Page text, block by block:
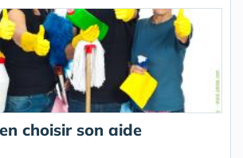
choisir son aide